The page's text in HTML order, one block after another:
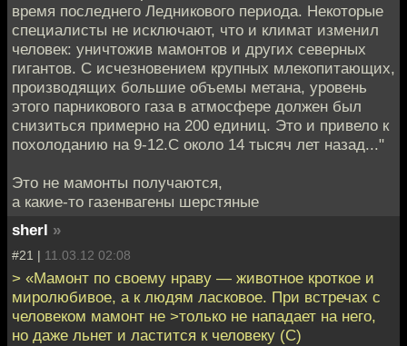
время последнего Ледникового периода. Некоторые
специалисты не исключают, что и климат изменил
человек: уничтожив мамонтов и других северных
гигантов. С исчезновением крупных млекопитающих,
производящих большие объемы метана, уровень
этого парникового газа в атмосфере должен был
снизиться примерно на 200 единиц. Это и привело к
похолоданию на 9-12.С около 14 тысяч лет назад..."
Это не мамонты получаются,
а какие-то газенвагены шерстяные
sherl »
#21 | 11.03.12 02:08
> «Мамонт по своему нраву — животное кроткое и
миролюбивое, а к людям ласковое. При встречах с
человеком мамонт не >только не нападает на него,
но даже льнет и ластится к человеку (C)